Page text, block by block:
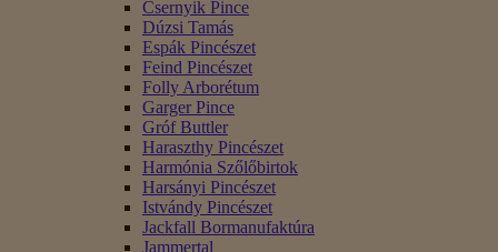
Csernyik Pince
Dúzsi Tamás
Espák Pincészet
Feind Pincészet
Folly Arborétum
Garger Pince
Gróf Buttler
Haraszthy Pincészet
Harmónia Szőlőbirtok
Harsányi Pincészet
Istvándy Pincészet
Jackfall Bormanufaktúra
Jammertal